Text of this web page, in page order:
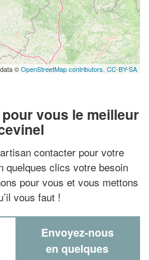
©OpenStreetMap contributors, CC-BY-SA
vous le meilleur
contacter pour votre
quelques clics votre besoin
pour vous et vous mettons
vous faut !
Envoyez-nous
en quelques